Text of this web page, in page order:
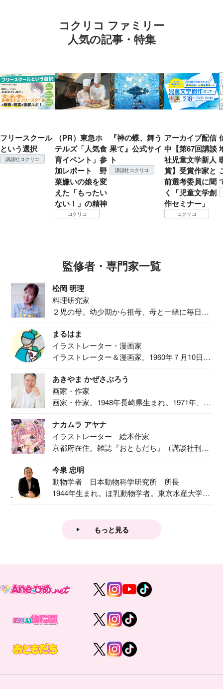
コクリコ ファミリー
人気の記事・特集
フリースクール
という選択
講談社コクリコ
（PR）東急ホ
テルズ「人気食
育イベント」参
加レポート 野
菜嫌いの娘を変
えた「もったい
ない！」の精神
コクリコ
『神の蝶、舞う
果て』公式サイ
ト
講談社コクリコ
アーカイブ配信
中【第67回講談
社児童文学新人
賞】受賞作家と
前選考委員に聞
く「児童文学創
作セミナー」
コクリコ
監修者・専門家一覧
松岡 明理
料理研究家
２児の母。幼少期から祖母、母と一緒に毎日の
まるはま
イラストレーター・漫画家
イラストレーター＆漫画家。1960年７月10日生
あきやま かぜさぶろう
画家・作家
画家・作家。1948年長崎県生まれ。1971年、
ナカムラ アヤナ
イラストレーター 絵本作家
京都府在住。雑誌『おともだち』（講談社刊）
今泉 忠明
動物学者 日本動物科学研究所 所長
1944年生まれ。ほ乳動物学者。東京水産大学卒
もっと見る